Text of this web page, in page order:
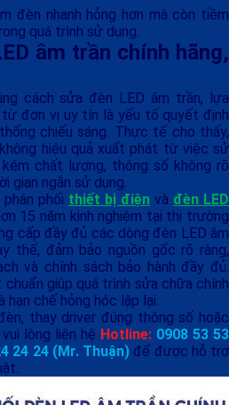
đèn nhanh hỏng hơn mà còn tiềm
quá trình sử dụng.
âm trần chính hãng,
cách sửa đèn LED âm trần, lựa
từ đơn vị uy tín là yếu tố quyết định
chiếu sáng. Thực tế cho thấy,
hiệu quả xuất phát từ việc sử
chất lượng, thông số không rõ
gian ngắn sử dụng.
phân phối thiết bị điện và đèn LED
15 năm kinh nghiệm tại thị trường
cấp đầy đủ các dòng đèn LED âm
thế, đảm bảo nguồn gốc rõ ràng,
và chính sách bảo hành đầy đủ.
giúp quá trình sửa chữa chính
hạn chế hỏng hóc lặp lại.
thay driver đúng thông số hoặc
lòng liên hệ Hotline: 0908 53 53
24 24 (Mr. Thuận) để được hỗ trợ